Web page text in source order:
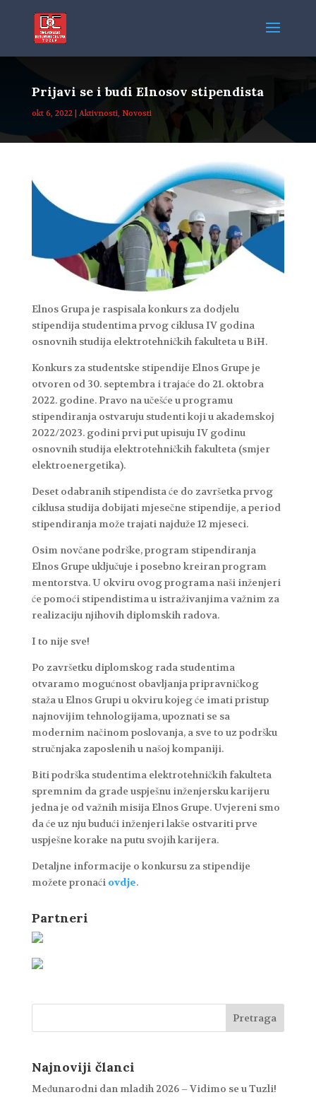
Prijavi se i budi Elnosov stipendista
okt 6, 2022| Aktivnosti, Novosti
Elnos Grupa je raspisala konkurs za dodjelu
stipendija studentima prvog ciklusa IV godina
osnovnih studija elektrotehničkih fakulteta u BiH.
Konkurs za studentske stipendije Elnos Grupe je
otvoren od 30. septembra i trajaće do 21. oktobra
2022. godine. Pravo na učešće u programu
stipendiranja ostvaruju studenti koji u akademskoj
2022/2023. godini prvi put upisuju IV godinu
osnovnih studija elektrotehničkih fakulteta (smjer
elektroenergetika).
Deset odabranih stipendista će do završetka prvog
ciklusa studija dobijati mjesečne stipendije, a period
stipendiranja može trajati najduže 12 mjeseci.
Osim novčane podrške, program stipendiranja
Elnos Grupe uključuje i posebno kreiran program
mentorstva. U okviru ovog programa naši inženjeri
će pomoći stipendistima u istraživanjima važnim za
realizaciju njihovih diplomskih radova.
I to nije sve!
Po završetku diplomskog rada studentima
otvaramo mogućnost obavljanja pripravničkog
staža u Elnos Grupi u okviru kojeg će imati pristup
najnovijim tehnologijama, upoznati se sa
modernim načinom poslovanja, a sve to uz podršku
stručnjaka zaposlenih u našoj kompaniji.
Biti podrška studentima elektrotehničkih fakulteta
spremnim da grade uspješnu inženjersku karijeru
jedna je od važnih misija Elnos Grupe. Uvjereni smo
da će uz nju budući inženjeri lakše ostvariti prve
uspješne korake na putu svojih karijera.
Detaljne informacije o konkursu za stipendije
možete pronaći ovdje.
Partneri
Najnoviji članci
Međunarodni dan mladih 2026 – Vidimo se u Tuzli!